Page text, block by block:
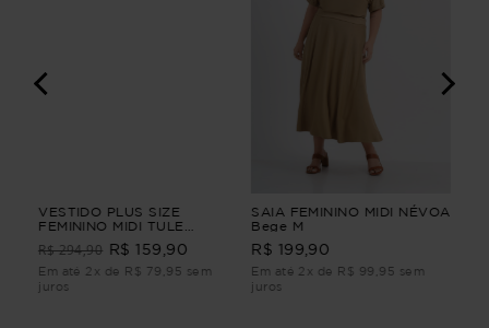
VESTIDO PLUS SIZE
FEMININO MIDI TULE
CLARIDADE Azul G4
R$ 294,90 R$ 159,90
Em até 2x de R$ 79,95 sem
juros
SAIA FEMININO MIDI NÉVOA
Bege M
R$ 199,90
Em até 2x de R$ 99,95 sem
juros